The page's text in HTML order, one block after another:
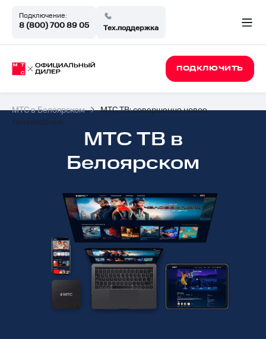
Подключение:
8 (800) 700 89 05 Тех.поддержка
ПОДКЛЮЧИТЬ
МТС в Белоярском
МТС ТВ: совершенно новое
телевидение
МТС ТВ в
Белоярском